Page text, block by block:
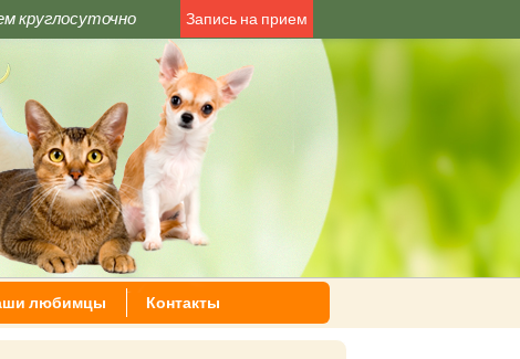
Запись на прием
круглосуточно
любимцы Контакты